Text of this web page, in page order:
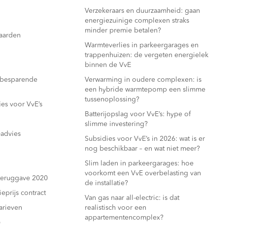
voor VvE’s
2020
contract
Verzekeraars en duurzaamheid: gaan
energiezuinige complexen straks
minder premie betalen?
Warmteverlies in parkeergarages en
trappenhuizen: de vergeten energielek
binnen de VvE
Verwarming in oudere complexen: is
een hybride warmtepomp een slimme
tussenoplossing?
Batterijopslag voor VvE’s: hype of
slimme investering?
Subsidies voor VvE’s in 2026: wat is er
nog beschikbaar – en wat niet meer?
Slim laden in parkeergarages: hoe
voorkomt een VvE overbelasting van
de installatie?
Van gas naar all-electric: is dat
realistisch voor een
appartementencomplex?